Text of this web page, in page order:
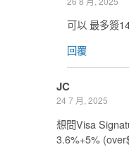
可以 最多簽
回覆
JC
24 7 月, 2025
想問Visa
3.6%+5%